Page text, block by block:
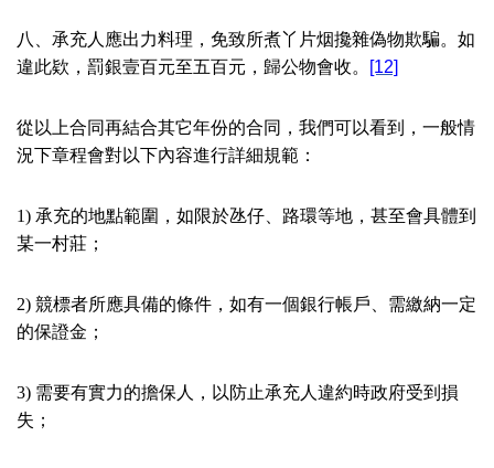
八、承充人應出力料理，免致所煮丫片烟攙雜偽物欺騙。如
違此欵，罰銀壹百元至五百元，歸公物會收。
[12]
從以上合同再結合其它年份的合同，我們可以看到，一般情
況下章程會對以下內容進行詳細規範：
1) 承充的地點範圍，如限於氹仔、路環等地，甚至會具體到
某一村莊；
2) 競標者所應具備的條件，如有一個銀行帳戶、需繳納一定
的保證金；
3) 需要有實力的擔保人，以防止承充人違約時政府受到損
失；